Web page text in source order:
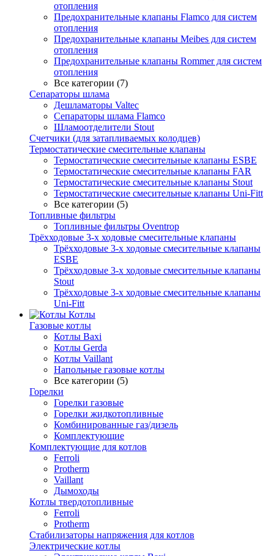
отопления
Предохранительные клапаны Flamco для систем
отопления
Предохранительные клапаны Meibes для систем
отопления
Предохранительные клапаны Rommer для систем
отопления
Все категории (7)
Сепараторы шлама
Дешламаторы Valtec
Сепараторы шлама Flamco
Шламоотделители Stout
Счетчики (для затапливаемых колодцев)
Термостатические смесительные клапаны
Термостатические смесительные клапаны ESBE
Термостатические смесительные клапаны FAR
Термостатические смесительные клапаны Stout
Термостатические смесительные клапаны Uni-Fitt
Все категории (5)
Топливные фильтры
Топливные фильтры Oventrop
Трёхходовые 3-х ходовые смесительные клапаны
Трёхходовые 3-х ходовые смесительные клапаны
ESBE
Трёхходовые 3-х ходовые смесительные клапаны
Stout
Трёхходовые 3-х ходовые смесительные клапаны
Uni-Fitt
Котлы
Газовые котлы
Котлы Baxi
Котлы Gerda
Котлы Vaillant
Напольные газовые котлы
Все категории (5)
Горелки
Горелки газовые
Горелки жидкотопливные
Комбинированные газ/дизель
Комплектующие
Комплектующие для котлов
Ferroli
Protherm
Vaillant
Дымоходы
Котлы твердотопливные
Ferroli
Protherm
Стабилизаторы напряжения для котлов
Электрические котлы